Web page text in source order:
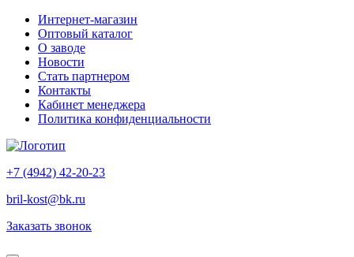
Интернет-магазин
Оптовый каталог
О заводе
Новости
Стать партнером
Контакты
Кабинет менеджера
Политика конфиденциальности
+7 (4942) 42-20-23
bril-kost@bk.ru
Заказать звонок